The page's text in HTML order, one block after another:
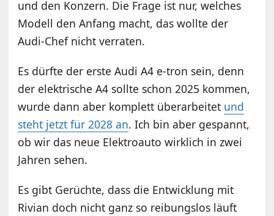
und den Konzern. Die Frage ist nur, welches
Modell den Anfang macht, das wollte der
Audi-Chef nicht verraten.
Es dürfte der erste Audi A4 e-tron sein, denn
der elektrische A4 sollte schon 2025 kommen,
wurde dann aber komplett überarbeitet und
steht jetzt für 2028 an. Ich bin aber gespannt,
ob wir das neue Elektroauto wirklich in zwei
Jahren sehen.
Es gibt Gerüchte, dass die Entwicklung mit
Rivian doch nicht ganz so reibungslos läuft